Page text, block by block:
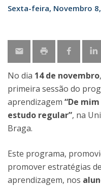
Sexta-feira, Novembro
No dia 14 de novembro
primeira sessão do
aprendizagem “De
estudo regular”, na
Braga.
Este programa,
promover estratégias
aprendizagem, nos